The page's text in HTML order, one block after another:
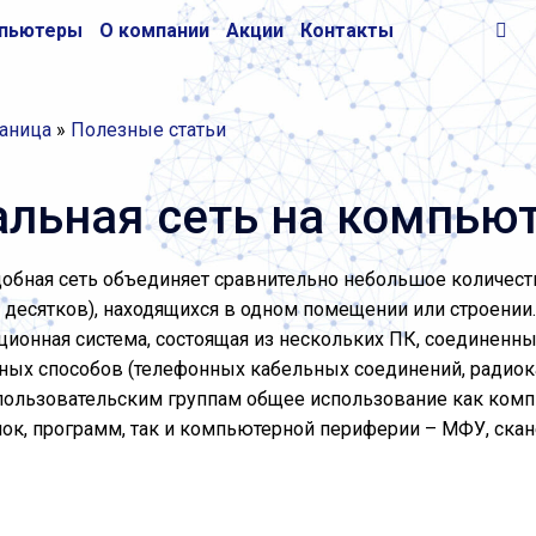
О компании Акции Контакты
» Полезные статьи
сеть на
сеть объединяет сравнительно небольшое
десятков), находящихся в одном помещении или
система, состоящая из нескольких ПК,
способов (телефонных кабельных соединений,
группам общее использование как
программ, так и компьютерной периферии – МФУ,